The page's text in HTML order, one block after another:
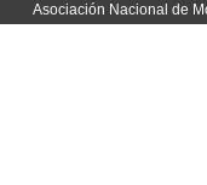
Asociación Nacional de